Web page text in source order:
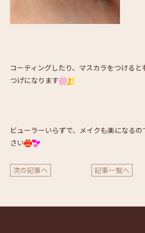
コーティングしたり、マスカラをつけると
つげになります
ビューラーいらずで、メイクも楽になる
さい
次の記事へ 記事一覧へ